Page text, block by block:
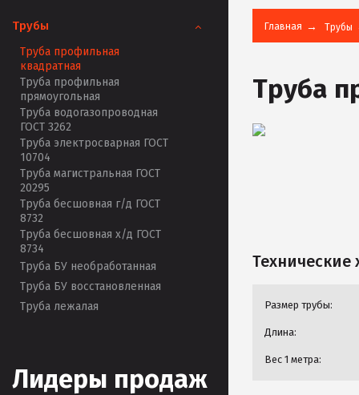
Главная Трубы
Труба
Технические
Размер трубы:
Длина:
Вес 1 метра:
Трубы
Труба профильная
квадратная
Труба профильная
прямоугольная
Труба водогазопроводная
ГОСТ 3262
Труба электросварная ГОСТ
10704
Труба магистральная ГОСТ
20295
Труба бесшовная г/д ГОСТ
8732
Труба бесшовная х/д ГОСТ
8734
Труба БУ необработанная
Труба БУ восстановленная
Труба лежалая
Лидеры продаж